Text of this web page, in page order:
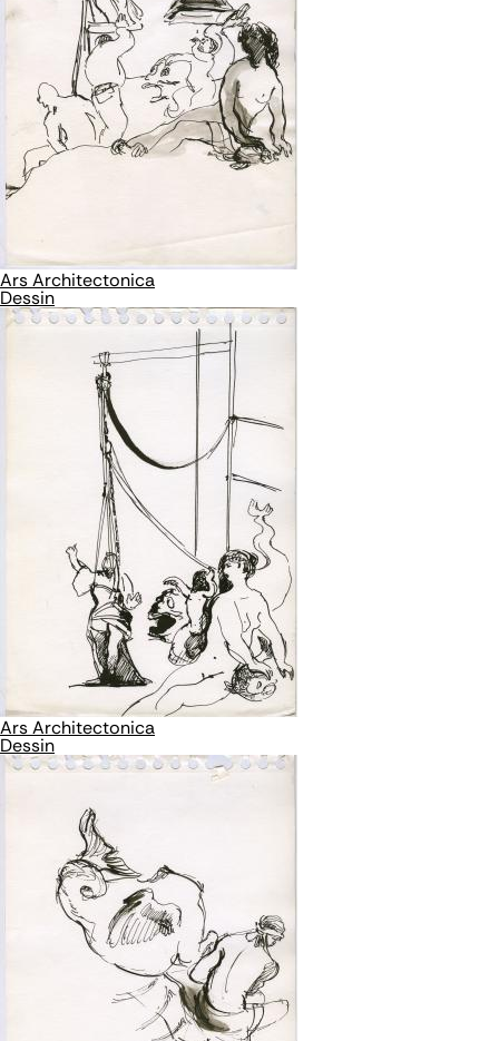
Ars Architectonica
Dessin
Ars Architectonica
Dessin